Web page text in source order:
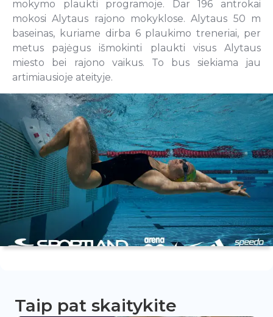
mokymo plaukti programoje. Dar 196 antrokai
mokosi Alytaus rajono mokyklose. Alytaus 50 m
baseinas, kuriame dirba 6 plaukimo treneriai, per
metus pajėgus išmokinti plaukti visus Alytaus
miesto bei rajono vaikus. To bus siekiama jau
artimiausioje ateityje.
Taip pat skaitykite